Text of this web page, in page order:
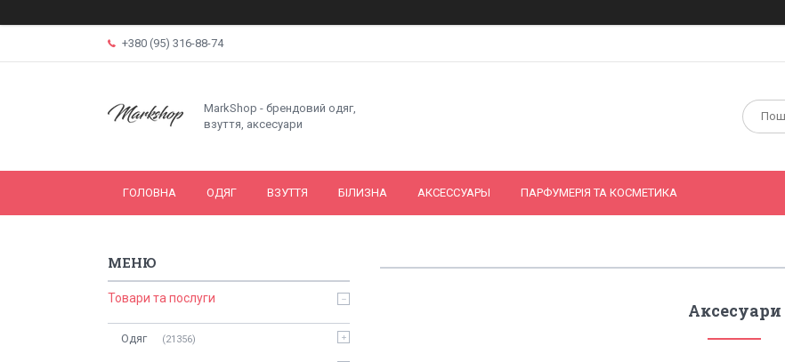
+380 (95) 316-88-74
MarkShop - брендовий одяг,
взуття, аксесуари
ГОЛОВНА ОДЯГ ВЗУТТЯ БІЛИЗНА АКСЕССУАРЫ ПАРФУМЕРІЯ ТА КОСМЕТИКА
Аксесуари
Товари та послуги
Одяг 21356